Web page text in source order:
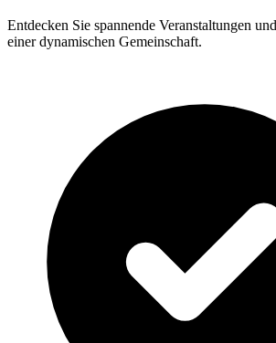
Entdecken Sie spannende Veranstaltungen
einer dynamischen Gemeinschaft.